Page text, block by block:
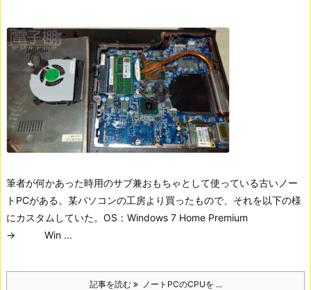
筆者が何かあった時用のサブ兼おもちゃとして使っている古いノー
トPCがある。 某パソコンの工房より買ったもので、それを以下の様
にカスタムしていた。 OS：Windows 7 Home Premium
→ Win ...
記事を読む ノートPCのCPUを ...